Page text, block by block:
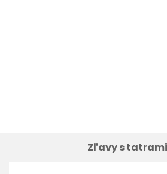
Zľavy s